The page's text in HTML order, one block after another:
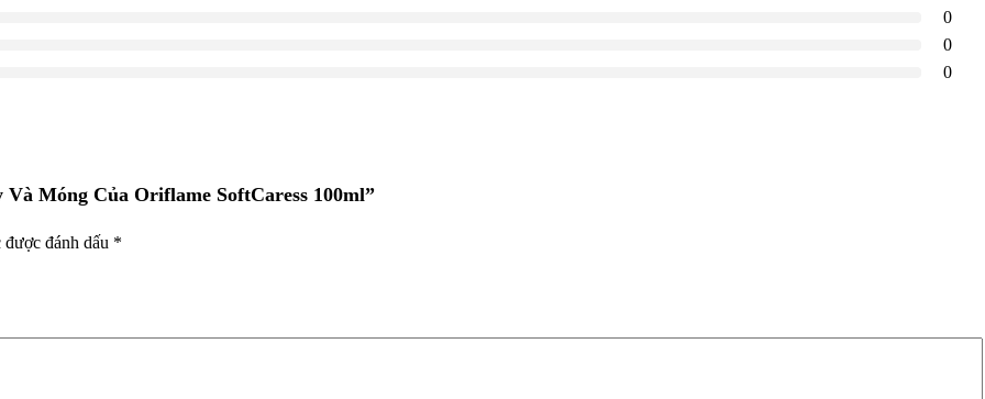
0
0
0
Móng Của Oriflame SoftCaress 100ml”
đánh dấu *